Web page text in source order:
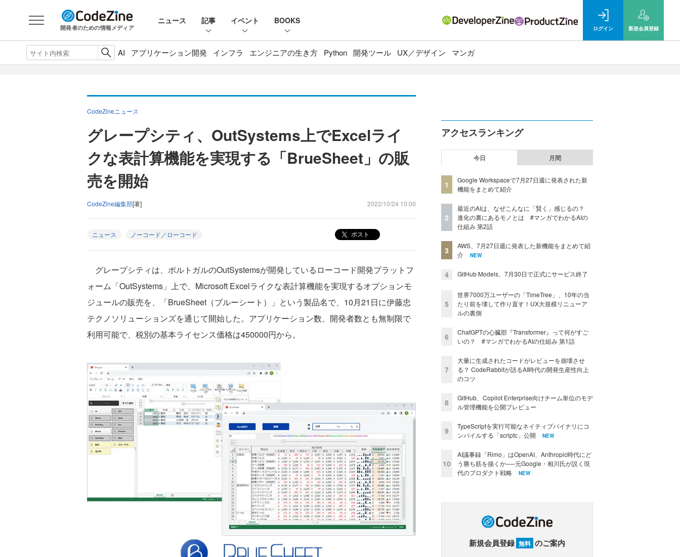
開発者のための情報メディア
ニュース 記事 イベント BOOKS
ログイン 新規会員登録
AI アプリケーション開発 インフラ エンジニアの生き方 Python 開発ツール UX／デザイン マンガ
CodeZineニュース
グレープシティ、OutSystems上でExcelライ
クな表計算機能を実現する「BrueSheet」の販
売を開始
CodeZine編集部[著] 2022/10/24 10:00
ニュース ノーコード／ローコード ポスト
グレープシティは、ポルトガルのOutSystemsが開発しているローコード開発プラットフ
ォーム「OutSystems」上で、Microsoft Excelライクな表計算機能を実現するオプションモ
ジュールの販売を、「BrueSheet（ブルーシート）」という製品名で、10月21日に伊藤忠
テクノソリューションズを通じて開始した。アプリケーション数、開発者数とも無制限で
利用可能で、税別の基本ライセンス価格は450000円から。
アクセスランキング
今日 月間
1
Google Workspaceで7月27日週に発表された新
機能をまとめて紹介
2
最近のAIは、なぜこんなに「賢く」感じるの？
進化の裏にあるモノとは #マンガでわかるAIの
仕組み 第2話
3
AWS、7月27日週に発表した新機能をまとめて紹
介
NEW
4 GitHub Models、7月30日で正式にサービス終了
5
世界7000万ユーザーの「TimeTree」、10年の当
たり前を壊して作り直す！UX大規模リニューア
ルの裏側
6
ChatGPTの心臓部『Transformer』って何がすご
いの？ #マンガでわかるAIの仕組み 第1話
7
大量に生成されたコードがレビューを崩壊させ
る？ CodeRabbitが語るAI時代の開発生産性向上
のコツ
8
GitHub、Copilot Enterprise向けチーム単位のモデ
ル管理機能を公開プレビュー
9
TypeScriptを実行可能なネイティブバイナリにコ
ンパイルする「scriptc」公開
NEW
10
AI議事録「Rimo」はOpenAI、Anthropic時代にど
う勝ち筋を描くか──元Google・相川氏が説く現
代のプロダクト戦略
NEW
新規会員登録 無料 のご案内